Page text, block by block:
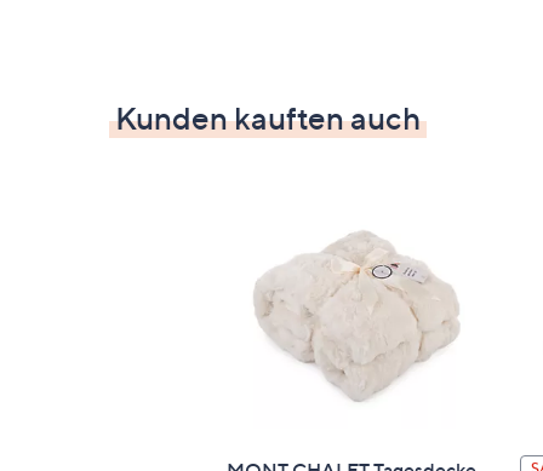
Sommer- und Ganzjahresdecke sind
Zur Auswahl
ca. 135 x 200 cm: Sommerdecke:
ca. 155 x 220 cm: Sommerdecke:
Kunden kauften auch